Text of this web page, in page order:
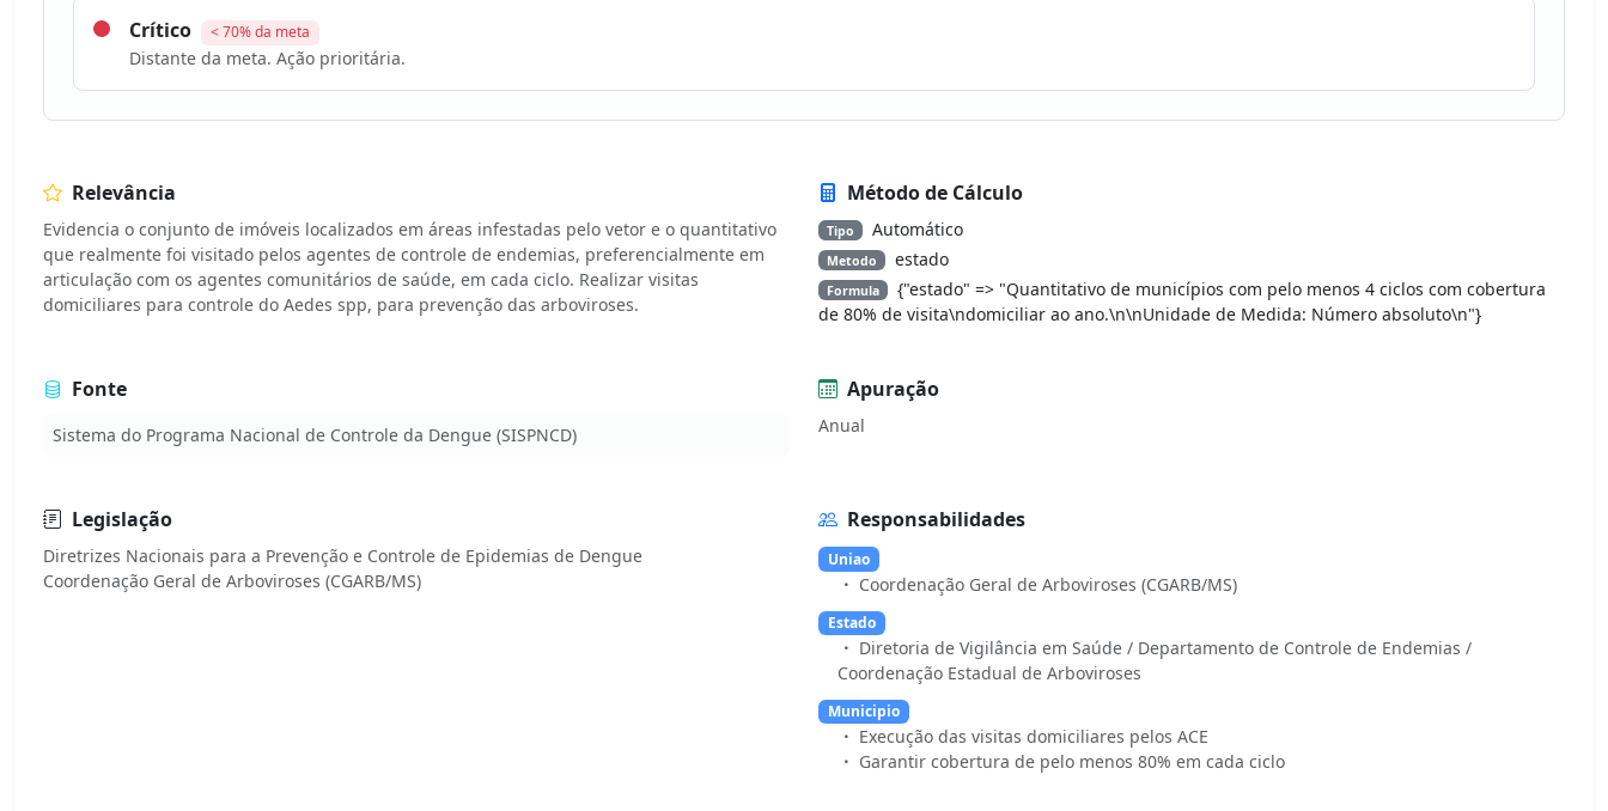
Crítico < 70% da meta
Distante da meta. Ação prioritária.
Relevância
Evidencia o conjunto de imóveis localizados em áreas infestadas pelo vetor e o quantitativo
que realmente foi visitado pelos agentes de controle de endemias, preferencialmente em
articulação com os agentes comunitários de saúde, em cada ciclo. Realizar visitas
domiciliares para controle do Aedes spp, para prevenção das arboviroses.
Método de Cálculo
Tipo Automático
Metodo estado
Formula
{"estado" => "Quantitativo de municípios com pelo menos 4 ciclos com cobertura
de 80% de visita\ndomiciliar ao ano.\n\nUnidade de Medida: Número absoluto\n"}
Fonte
Sistema do Programa Nacional de Controle da Dengue (SISPNCD)
Apuração
Anual
Legislação
Diretrizes Nacionais para a Prevenção e Controle de Epidemias de Dengue
Responsabilidades
Uniao
Coordenação Geral de Arboviroses (CGARB/MS)
Estado
Diretoria de Vigilância em Saúde / Departamento de Controle de Endemias /
Coordenação Estadual de Arboviroses
Municipio
Execução das visitas domiciliares pelos ACE
Garantir cobertura de pelo menos 80% em cada ciclo